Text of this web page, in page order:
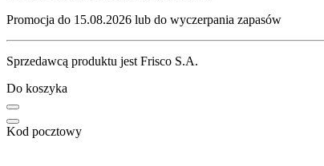
Promocja do 15.08.2026 lub do wyczerpania zapasów
Sprzedawcą produktu jest Frisco S.A.
Do koszyka
Kod pocztowy